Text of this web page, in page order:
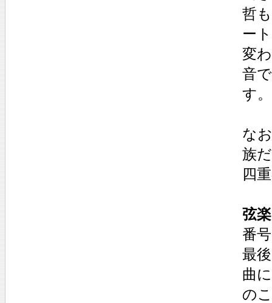
哲
ー
変
音
す
な
族
四
弦
番
最
曲
の